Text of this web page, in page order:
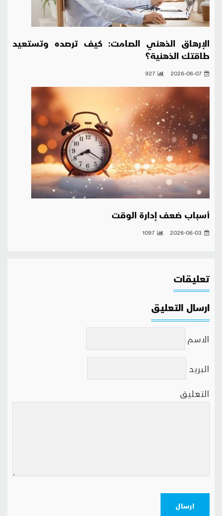
الإرهاق الذهني الصامت: كيف ترصده وتستعيد
طاقتك الذهنية؟
2026-06-07
927
أسباب ضعف إدارة الوقت
2026-06-03
1097
تعليقات
ارسال التعليق
الاسم
البريد
التعليق
ارسال